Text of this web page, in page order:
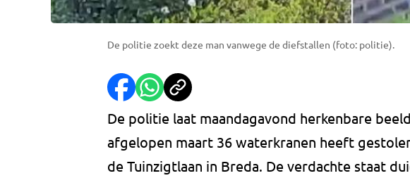
De politie zoekt deze man vanwege de diefstallen (foto: politie).
De politie laat maandagavond herkenbare
afgelopen maart 36 waterkranen heeft
de Tuinzigtlaan in Breda. De verdachte staat